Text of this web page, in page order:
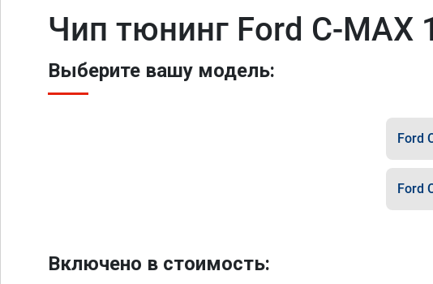
Чип тюнинг Ford C-MAX
Выберите вашу модель:
Ford
Ford
Включено в стоимость: